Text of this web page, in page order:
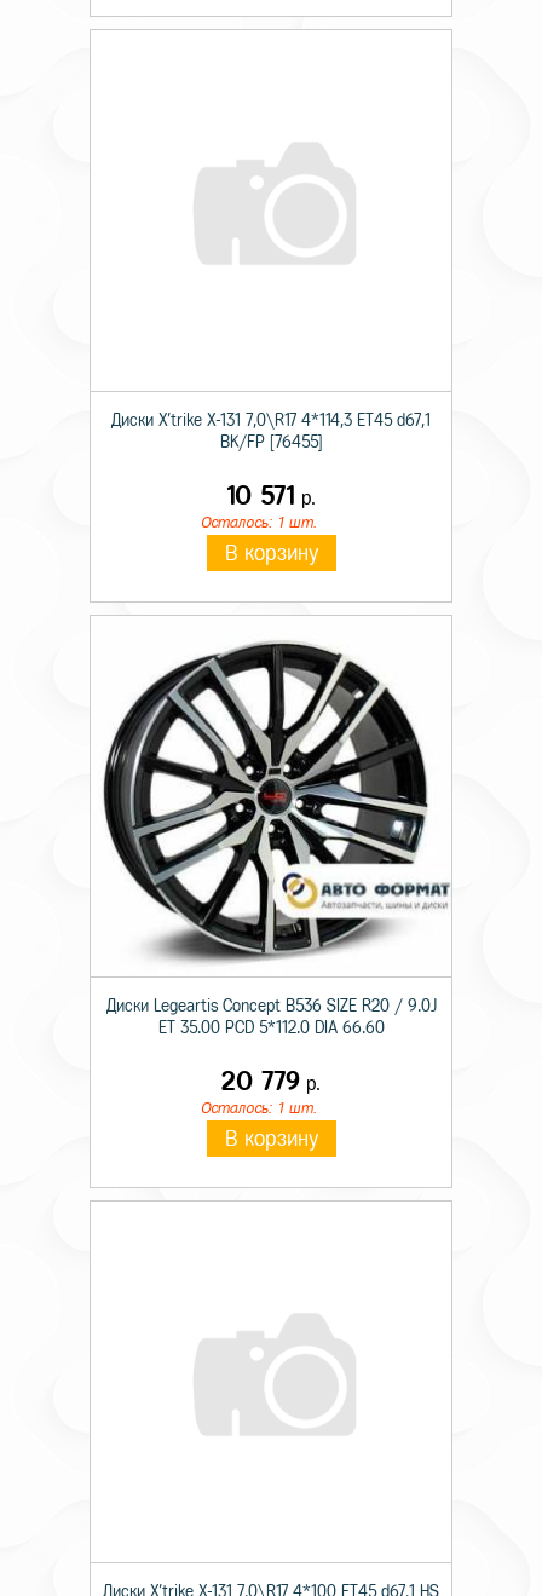
Диски X'trike X-131 7,0\R17 4*114,3 ET45 d67,1
BK/FP [76455]
10 571 р.
Осталось: 1 шт.
В корзину
Диски Legeartis Concept B536 SIZE R20 / 9.0J
ET 35.00 PCD 5*112.0 DIA 66.60
20 779 р.
Осталось: 1 шт.
В корзину
Диски X'trike X-131 7,0\R17 4*100 ET45 d67,1 HS